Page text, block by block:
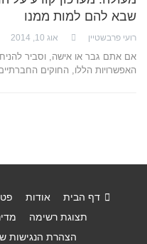
שבא להם למות ממנו
רועי פרבשטיין אוג 10, 2014
אם אתם גבר או אישה, וסביר
האפשרויות הללו, החוקים
דף הבית אודות
תצוגת רשימה
הצהרת הנגישות